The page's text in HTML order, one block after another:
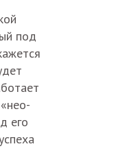
под
его